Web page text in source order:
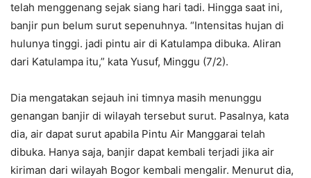
telah menggenang sejak siang hari tadi. Hingga saat ini,
banjir pun belum surut sepenuhnya. “Intensitas hujan di
hulunya tinggi. jadi pintu air di Katulampa dibuka. Aliran
dari Katulampa itu,” kata Yusuf, Minggu (7/2).
Dia mengatakan sejauh ini timnya masih menunggu
genangan banjir di wilayah tersebut surut. Pasalnya, kata
dia, air dapat surut apabila Pintu Air Manggarai telah
dibuka. Hanya saja, banjir dapat kembali terjadi jika air
kiriman dari wilayah Bogor kembali mengalir. Menurut dia,